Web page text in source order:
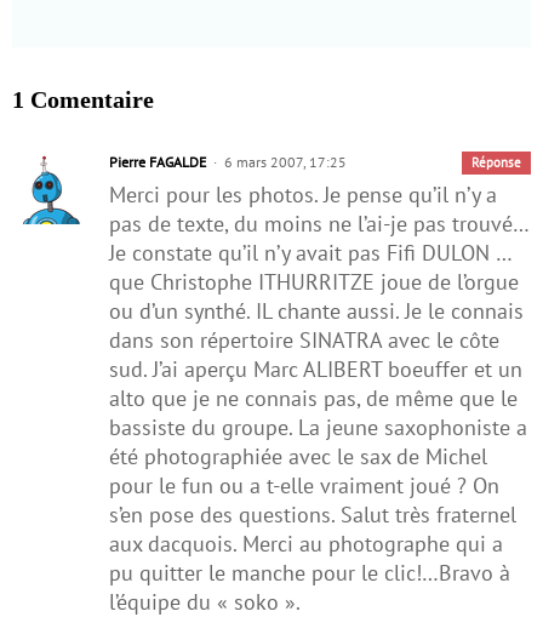
1 Comentaire
Pierre FAGALDE 6 mars 2007, 17:25 Réponse
Merci pour les photos. Je pense qu’il n’y a
pas de texte, du moins ne l’ai-je pas trouvé…
Je constate qu’il n’y avait pas Fifi DULON …
que Christophe ITHURRITZE joue de l’orgue
ou d’un synthé. IL chante aussi. Je le connais
dans son répertoire SINATRA avec le côte
sud. J’ai aperçu Marc ALIBERT boeuffer et un
alto que je ne connais pas, de même que le
bassiste du groupe. La jeune saxophoniste a
été photographiée avec le sax de Michel
pour le fun ou a t-elle vraiment joué ? On
s’en pose des questions. Salut très fraternel
aux dacquois. Merci au photographe qui a
pu quitter le manche pour le clic!…Bravo à
l’équipe du « soko ».